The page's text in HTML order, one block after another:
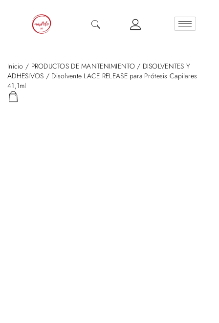
Inicio / PRODUCTOS DE MANTENIMIENTO/ DISOLVENTES Y
ADHESIVOS / Disolvente LACE RELEASE para Prótesis Capilares
41,1ml